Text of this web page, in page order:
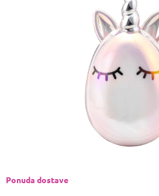
Ponuda dostave